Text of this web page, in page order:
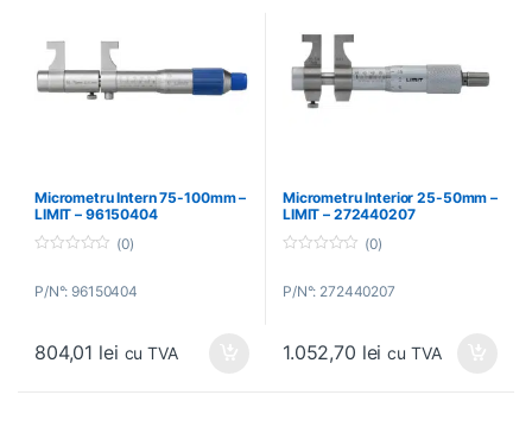
Micrometru Intern 75-100mm –
LIMIT – 96150404
u
5
(0)
P/N°: 96150404
804,01 lei cu TVA
Micrometru Interior 25-50mm –
LIMIT – 272440207
u
5
(0)
P/N°: 272440207
1.052,70 lei cu TVA